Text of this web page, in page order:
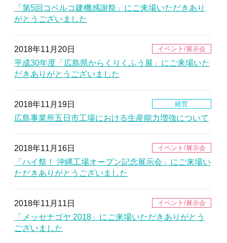
「第5回コベルコ建機感謝祭」にご来場いただきあり
がとうございました
2018年11月20日
平成30年度「広島県からくりくふう展」にご来場いた
だきありがとうございました
2018年11月19日
広島事業所五日市工場における生産能力増強について
2018年11月16日
「ハイ祭！ 沖縄工場オープン記念展示会」にご来場い
ただきありがとうございました
2018年11月11日
「メッセナゴヤ 2018」にご来場いただきありがとう
ございました